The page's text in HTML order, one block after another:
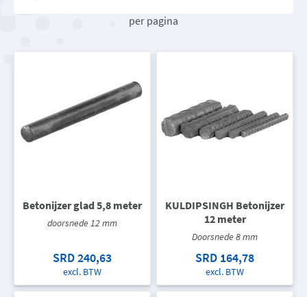
per pagina
Betonijzer glad 5,8 meter
doorsnede 12 mm
SRD 240,63
excl. BTW
KULDIPSINGH Betonijzer
12 meter
Doorsnede 8 mm
SRD 164,78
excl. BTW